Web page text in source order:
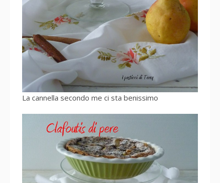
La cannella secondo me ci sta benissimo